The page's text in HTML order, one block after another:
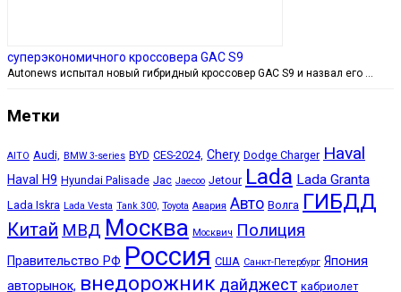
суперэкономичного кроссовера GAC S9
Autonews испытал новый гибридный кроссовер GAC S9 и назвал его …
Метки
AITO Audi, BMW 3-series BYD CES-2024, Chery Dodge Charger Haval
Haval H9 Hyundai Palisade Jac Jaecoo Jetour Lada Lada Granta
Lada Iskra Lada Vesta Tank 300, Toyota Авария Авто Волга ГИБДД
Китай МВД Москва Москвич Полиция
Правительство РФ Россия США Санкт-Петербург Япония
авторынок, внедорожник дайджест кабриолет